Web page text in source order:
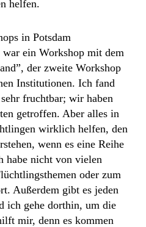
helfen.
in Potsdam
ein Workshop mit dem
der zweite Workshop
Institutionen. Ich fand
fruchtbar; wir haben
getroffen. Aber alles in
wirklich helfen, den
wenn es eine Reihe
habe nicht von vielen
oder zum
Außerdem gibt es jeden
ich gehe dorthin, um die
mir, denn es kommen